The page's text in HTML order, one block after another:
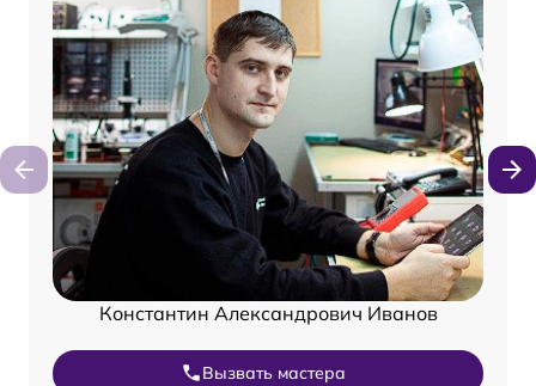
Константин Александрович Иванов
Вызвать мастера